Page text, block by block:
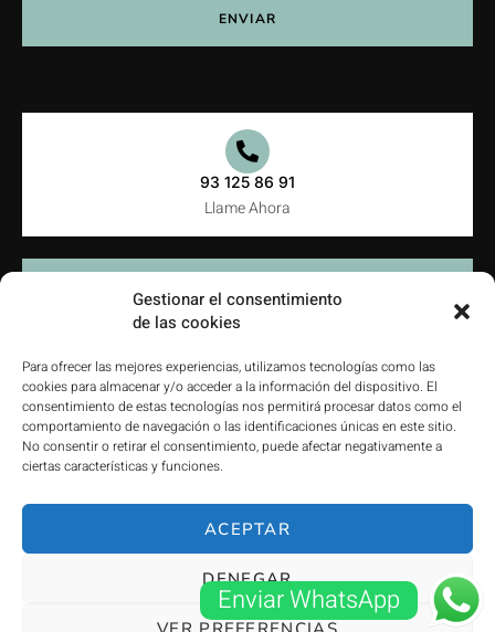
Gestionar el consentimiento
de las cookies
Para ofrecer las mejores experiencias, utilizamos tecnologías como las
cookies para almacenar y/o acceder a la información del dispositivo. El
consentimiento de estas tecnologías nos permitirá procesar datos como el
comportamiento de navegación o las identificaciones únicas en este sitio.
No consentir o retirar el consentimiento, puede afectar negativamente a
ciertas características y funciones.
ACEPTAR
DENEGAR
ENVIAR
93 125 86 91
Llame Ahora
dalmauserrallers@gmail.com
Trabajamos en
Provincia de Barcelona
© Dalmauserrallers.com. Todos los derechos reservados
Enviar WhatsApp